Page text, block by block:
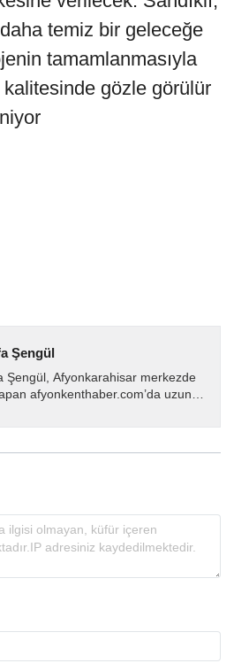
temiz bir geleceğe
tamamlanmasıyla
gözle görülür
Şengül
Şengül, Afyonkarahisar merkezde
afyonkenthaber.com’da uzun
haber akışı...